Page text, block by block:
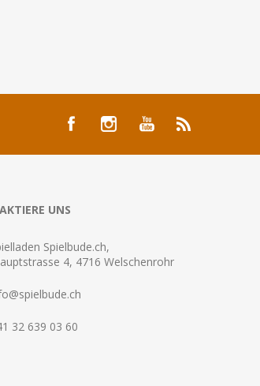
UNS
Spielbude.ch,
4, 4716 Welschenrohr
32 639 03 60